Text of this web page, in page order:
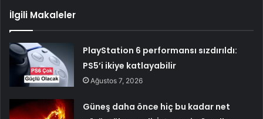
İlgili Makaleler
PlayStation 6 performansı sızdırıldı:
PS5’i ikiye katlayabilir
Ağustos 7, 2026
Güneş daha önce hiç bu kadar net